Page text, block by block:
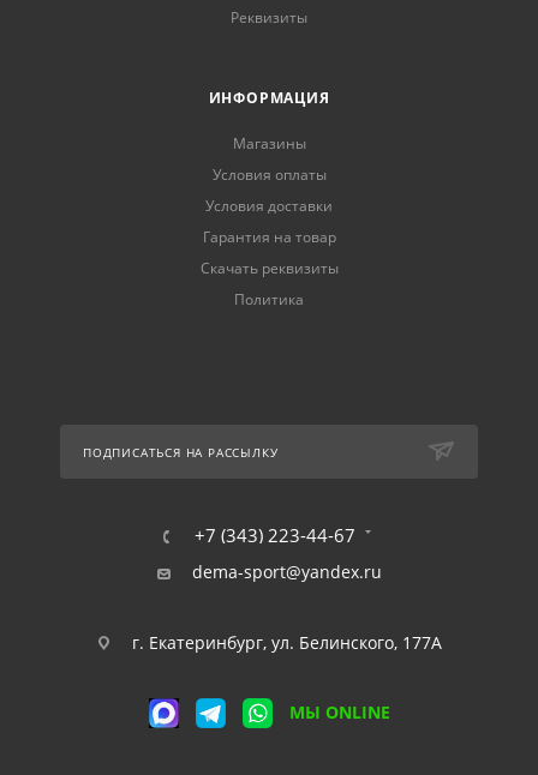
Реквизиты
ИНФОРМАЦИЯ
Магазины
Условия оплаты
Условия доставки
Гарантия на товар
Скачать реквизиты
Политика
ПОДПИСАТЬСЯ НА РАССЫЛКУ
+7 (343) 223-44-67
dema-sport@yandex.ru
г. Екатеринбург, ул. Белинского, 177А
МЫ ONLINE